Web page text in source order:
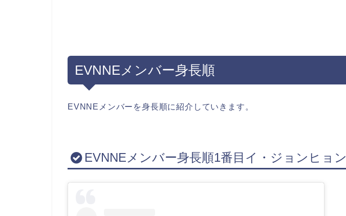
EVNNEメンバー身長順
EVNNEメンバーを身長順に紹介していきます。
EVNNEメンバー身長順1番目イ・ジョンヒョン